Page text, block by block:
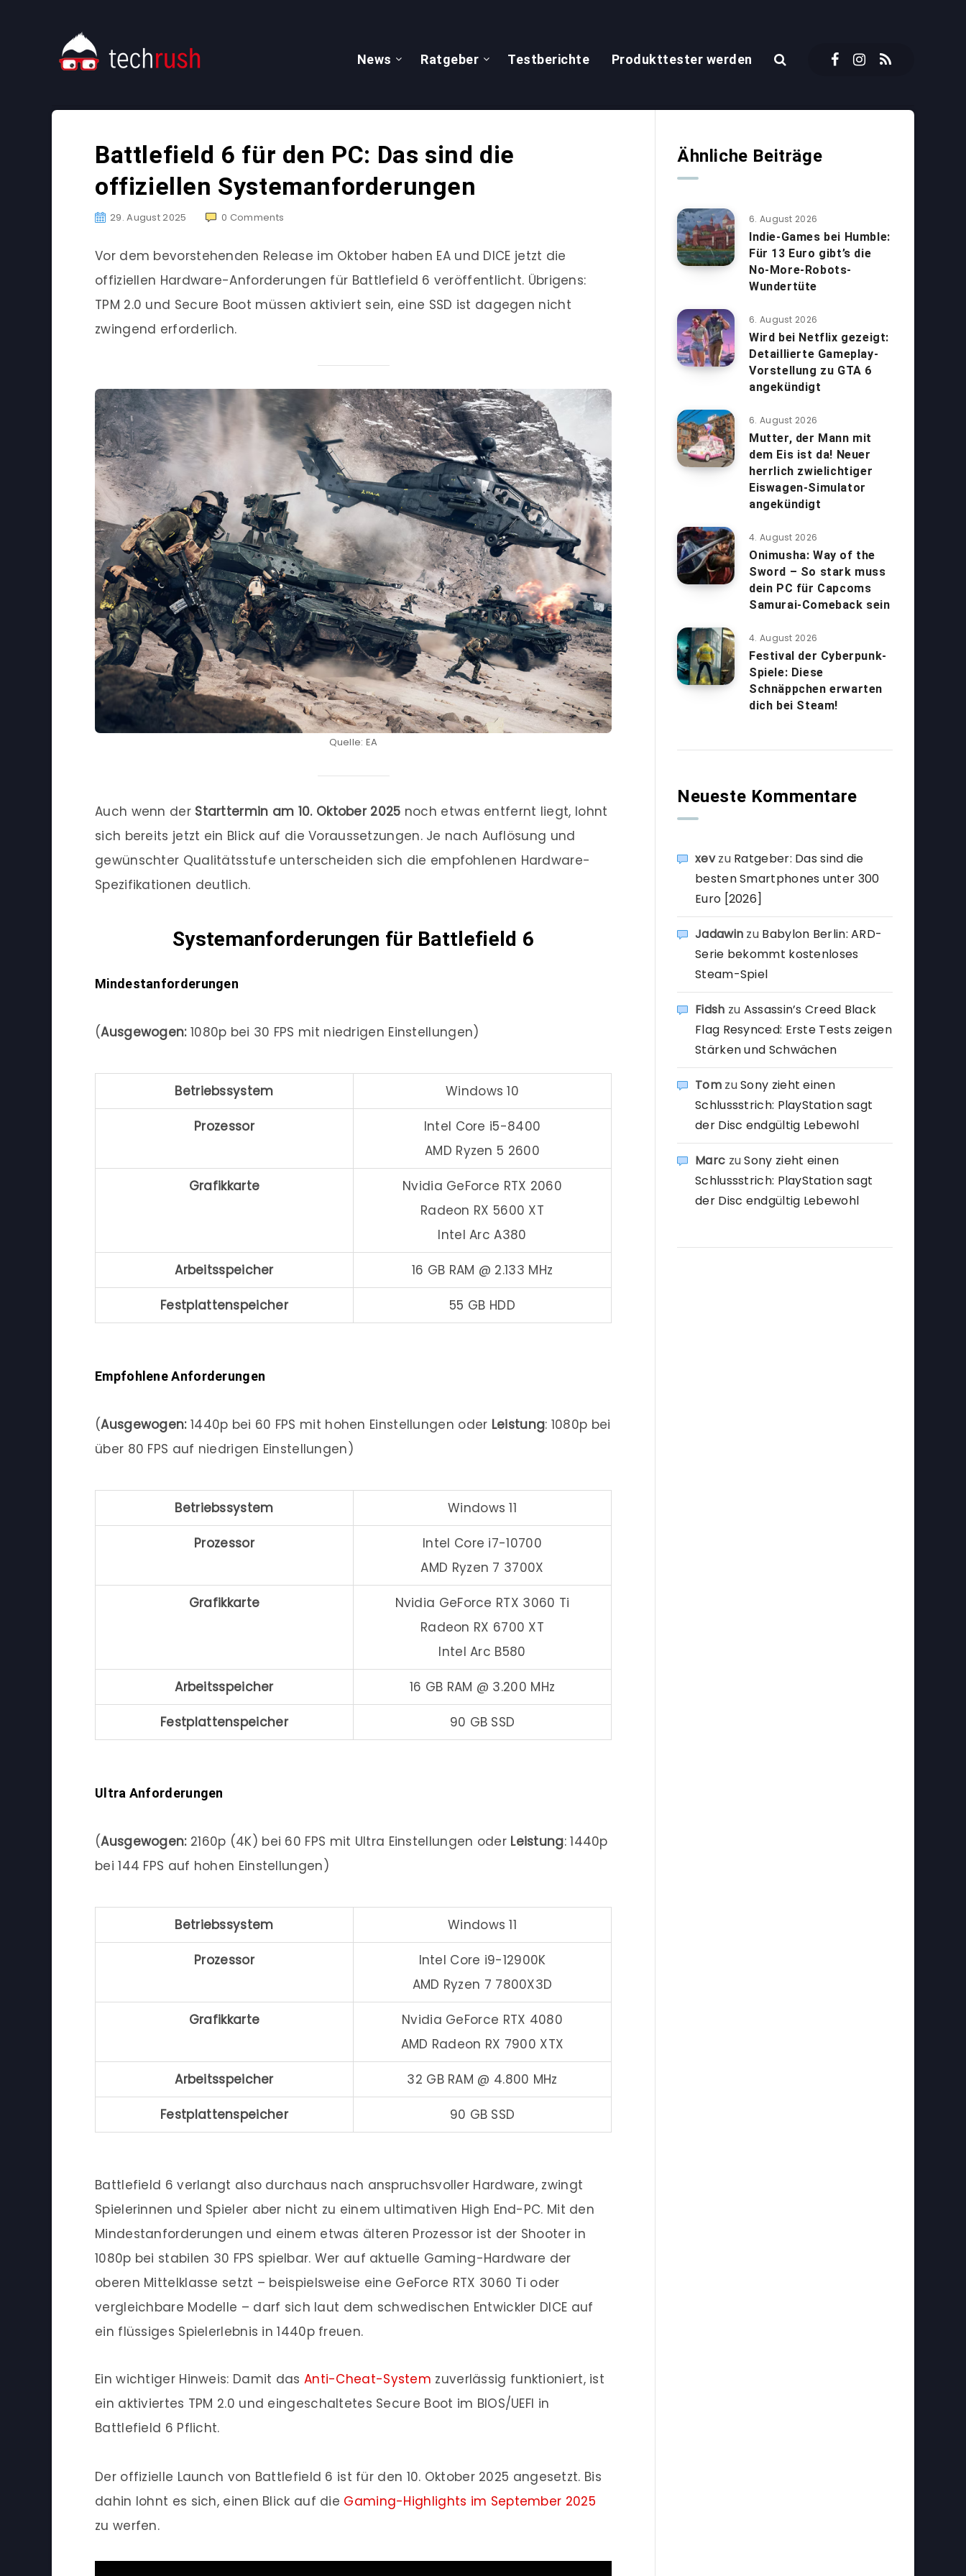
News Ratgeber Testberichte Produkttester werden
Battlefield 6 für den PC: Das sind die
offiziellen Systemanforderungen
29. August 2025 0 Comments
Vor dem bevorstehenden Release im Oktober haben EA und DICE jetzt die
offiziellen Hardware-Anforderungen für Battlefield 6 veröffentlicht. Übrigens:
TPM 2.0 und Secure Boot müssen aktiviert sein, eine SSD ist dagegen nicht
zwingend erforderlich.
Quelle: EA
Auch wenn der Starttermin am 10. Oktober 2025 noch etwas entfernt liegt, lohnt
sich bereits jetzt ein Blick auf die Voraussetzungen. Je nach Auflösung und
gewünschter Qualitätsstufe unterscheiden sich die empfohlenen Hardware-
Spezifikationen deutlich.
Systemanforderungen für Battlefield 6
Mindestanforderungen
(Ausgewogen: 1080p bei 30 FPS mit niedrigen Einstellungen)
Betriebssystem Windows 10
Prozessor
Intel Core i5-8400
AMD Ryzen 5 2600
Grafikkarte
Nvidia GeForce RTX 2060
Radeon RX 5600 XT
Intel Arc A380
Arbeitsspeicher 16 GB RAM @ 2.133 MHz
Festplattenspeicher 55 GB HDD
Empfohlene Anforderungen
(Ausgewogen: 1440p bei 60 FPS mit hohen Einstellungen oder Leistung: 1080p bei
über 80 FPS auf niedrigen Einstellungen)
Betriebssystem Windows 11
Prozessor
Intel Core i7-10700
AMD Ryzen 7 3700X
Grafikkarte
Nvidia GeForce RTX 3060 Ti
Radeon RX 6700 XT
Intel Arc B580
Arbeitsspeicher 16 GB RAM @ 3.200 MHz
Festplattenspeicher 90 GB SSD
Ultra Anforderungen
(Ausgewogen: 2160p (4K) bei 60 FPS mit Ultra Einstellungen oder Leistung: 1440p
bei 144 FPS auf hohen Einstellungen)
Betriebssystem Windows 11
Prozessor
Intel Core i9-12900K
AMD Ryzen 7 7800X3D
Grafikkarte
Nvidia GeForce RTX 4080
AMD Radeon RX 7900 XTX
Arbeitsspeicher 32 GB RAM @ 4.800 MHz
Festplattenspeicher 90 GB SSD
Battlefield 6 verlangt also durchaus nach anspruchsvoller Hardware, zwingt
Spielerinnen und Spieler aber nicht zu einem ultimativen High End-PC. Mit den
Mindestanforderungen und einem etwas älteren Prozessor ist der Shooter in
1080p bei stabilen 30 FPS spielbar. Wer auf aktuelle Gaming-Hardware der
oberen Mittelklasse setzt – beispielsweise eine GeForce RTX 3060 Ti oder
vergleichbare Modelle – darf sich laut dem schwedischen Entwickler DICE auf
ein flüssiges Spielerlebnis in 1440p freuen.
Ein wichtiger Hinweis: Damit das Anti-Cheat-System zuverlässig funktioniert, ist
ein aktiviertes TPM 2.0 und eingeschaltetes Secure Boot im BIOS/UEFI in
Battlefield 6 Pflicht.
Der offizielle Launch von Battlefield 6 ist für den 10. Oktober 2025 angesetzt. Bis
dahin lohnt es sich, einen Blick auf die Gaming-Highlights im September 2025
zu werfen.
Ähnliche Beiträge
6. August 2026
Indie-Games bei Humble:
Für 13 Euro gibt’s die
No-More-Robots-
Wundertüte
6. August 2026
Wird bei Netflix gezeigt:
Detaillierte Gameplay-
Vorstellung zu GTA 6
angekündigt
6. August 2026
Mutter, der Mann mit
dem Eis ist da! Neuer
herrlich zwielichtiger
Eiswagen-Simulator
angekündigt
4. August 2026
Onimusha: Way of the
Sword – So stark muss
dein PC für Capcoms
Samurai-Comeback sein
4. August 2026
Festival der Cyberpunk-
Spiele: Diese
Schnäppchen erwarten
dich bei Steam!
Neueste Kommentare
xevzu Ratgeber: Das sind die
besten Smartphones unter 300
Euro [2026]
Jadawin zu Babylon Berlin: ARD-
Serie bekommt kostenloses
Steam-Spiel
Fidsh zu Assassin’s Creed Black
Flag Resynced: Erste Tests zeigen
Stärken und Schwächen
TomzuSony zieht einen
Schlussstrich: PlayStation sagt
der Disc endgültig Lebewohl
Marc zuSony zieht einen
Schlussstrich: PlayStation sagt
der Disc endgültig Lebewohl